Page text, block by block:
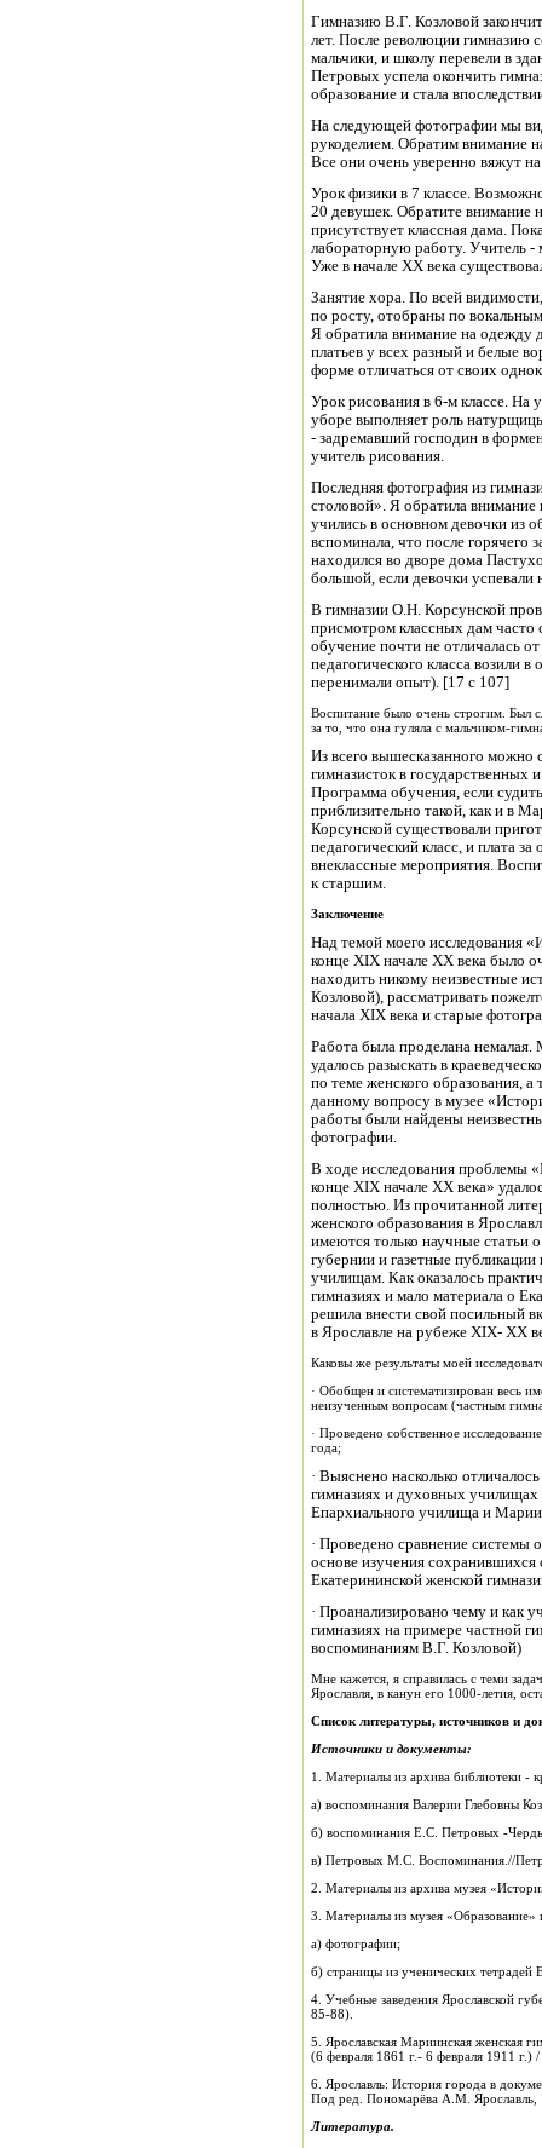
Гимназию В.Г. Козловой
лет. После революции гимназию
мальчики, и школу перевели в
Петровых успела окончить
образование и стала
На следующей фотографии мы
рукоделием. Обратим внимание
Все они очень уверенно вяжут
Урок физики в 7 классе.
20 девушек. Обратите внимание
присутствует классная дама.
лабораторную работу. Учитель -
Уже в начале XX века
Занятие хора. По всей
по росту, отобраны по
Я обратила внимание на одежду
платьев у всех разный и белые
форме отличаться от своих
Урок рисования в 6-м классе. На
уборе выполняет роль
- задремавший господин в
учитель рисования.
Последняя фотография из
столовой». Я обратила внимание
учились в основном девочки из
вспоминала, что после горячего
находился во дворе дома
большой, если девочки успевали
В гимназии О.Н. Корсунской
присмотром классных дам часто
обучение почти не отличалась
педагогического класса возили
перенимали опыт). [17 с 107]
Воспитание было очень строгим. Был
за то, что она гуляла с мальчиком-
Из всего вышесказанного можно
гимназисток в государственных
Программа обучения, если
приблизительно такой, как и в
Корсунской существовали
педагогический класс, и плата
внеклассные мероприятия.
к старшим.
Заключение
Над темой моего исследования
конце XIX начале XX века было
находить никому неизвестные
Козловой), рассматривать
начала XIX века и старые
Работа была проделана
удалось разыскать в
по теме женского образования,
данному вопросу в музее
работы были найдены
фотографии.
В ходе исследования проблемы
конце XIX начале XX века»
полностью. Из прочитанной
женского образования в
имеются только научные статьи
губернии и газетные
училищам. Как оказалось
гимназиях и мало материала о
решила внести свой посильный
в Ярославле на рубеже XIX- XX
Каковы же результаты моей
· Обобщен и систематизирован весь
неизученным вопросам (частным
· Проведено собственное
года;
· Выяснено насколько
гимназиях и духовных училищах
Епархиального училища и
· Проведено сравнение системы
основе изучения сохранившихся
Екатерининской женской
· Проанализировано чему и как
гимназиях на примере частной
воспоминаниям В.Г. Козловой)
Мне кажется, я справилась с теми
Ярославля, в канун его 1000-летия,
Список литературы, источников и
Источники и документы:
1. Материалы из архива библиотеки -
а) воспоминания Валерии Глебовны
б) воспоминания Е.С. Петровых -
в) Петровых М.С. Воспоминания.//
2. Материалы из архива музея
3. Материалы из музея
а) фотографии;
б) страницы из ученических тетрадей
4. Учебные заведения Ярославской
85-88).
5. Ярославская Мариинская женская
(6 февраля 1861 г.- 6 февраля 1911 г.)
6. Ярославль: История города в
Под ред. Пономарёва А.М. Ярославль,
Литература.